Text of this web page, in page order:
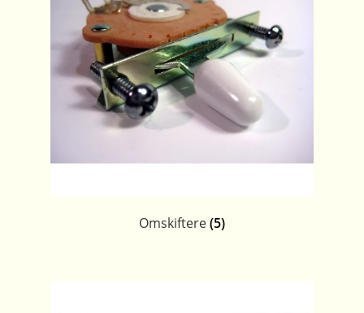
Omskiftere(5)